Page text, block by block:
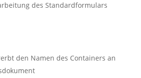
des Standardformulars
den Namen des Containers an